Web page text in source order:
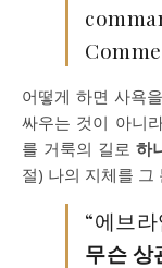
어떻게 하면 사욕
싸우는 것이 아니
를 거룩의 길로 하
절) 나의 지체를 그
“에브
무슨 상